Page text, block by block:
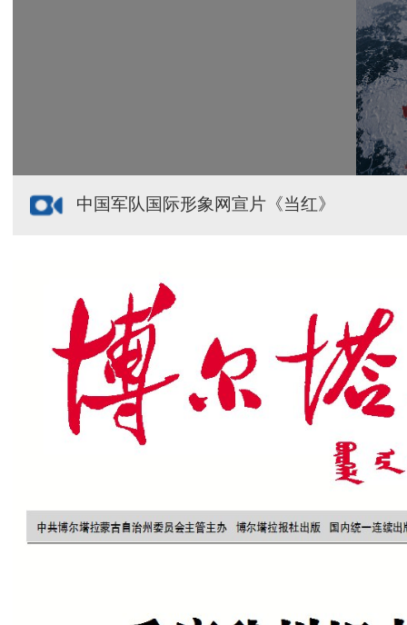
中国军队国际形象网宣片《当红》